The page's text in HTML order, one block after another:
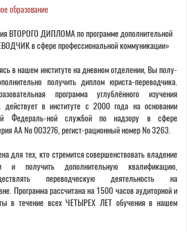
образование
ВТОРОГО ДИПЛОМА по программе дополнительной
в сфере профессиональной коммуникации»
в нашем институте на дневном отделении, Вы полу-
получить диплом юриста-переводчика.
программа углублённого изучения
в институте с 2000 года на основании
Федераль-ной службой по надзору в сфере
АА № 003276, регист-рационный номер № 3263.
для тех, кто стремится совершенствовать владение
и получить дополнительную квалификацию,
переводческую деятельность на
Программа рассчитана на 1500 часов аудиторной и
в течение всех ЧЕТЫРЕХ ЛЕТ обучения в нашем